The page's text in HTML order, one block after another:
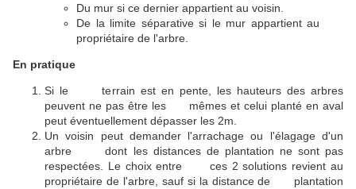
Du mur si ce dernier appartient au voisin.
De la limite séparative si le mur appartient au
propriétaire de l'arbre.
En pratique
Si le terrain est en pente, les hauteurs des arbres
peuvent ne pas être les mêmes et celui planté en aval
peut éventuellement dépasser les 2m.
Un voisin peut demander l'arrachage ou l'élagage d'un
arbre dont les distances de plantation ne sont pas
respectées. Le choix entre ces 2 solutions revient au
propriétaire de l'arbre, sauf si la distance de plantation